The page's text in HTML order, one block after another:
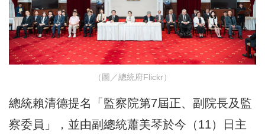
（圖／總統府Flickr）
總統賴清德提名「監察院第7屆正、副院長及監
察委員」，並由副總統蕭美琴於今（11）日主